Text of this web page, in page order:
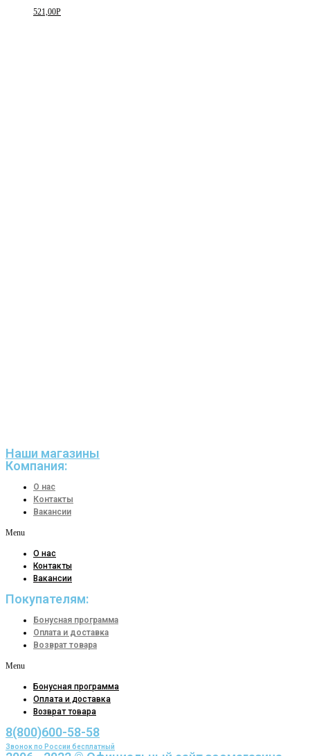
521,00Р
Наши магазины
Компания:
О нас
Контакты
Вакансии
Menu
О нас
Контакты
Вакансии
Покупателям:
Бонусная программа
Оплата и доставка
Возврат товара
Menu
Бонусная программа
Оплата и доставка
Возврат товара
8(800)600-58-58
Звонок по России бесплатный